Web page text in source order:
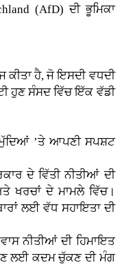
(AfD) ਦੀ ਭੂਮਿਕਾ
ਕੀਤਾ ਹੈ, ਜੋ ਇਸਦੀ ਵਧਦੀ
ਹੁਣ ਸੰਸਦ ਵਿੱਚ ਇੱਕ ਵੱਡੀ
’ਤੇ ਆਪਣੀ ਸਪਸ਼ਟ
ਦੇ ਵਿੱਤੀ ਨੀਤੀਆਂ ਦੀ
ਖਰਚਾਂ ਦੇ ਮਾਮਲੇ ਵਿੱਚ।
ਲਈ ਵੱਧ ਸਹਾਇਤਾ ਦੀ
ਨੀਤੀਆਂ ਦੀ ਹਿਮਾਇਤ
ਲਈ ਕਦਮ ਚੁੱਕਣ ਦੀ ਮੰਗ